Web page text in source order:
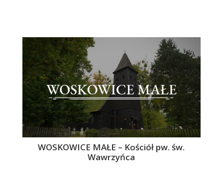
WOSKOWICE MAŁE – Kościół pw. św.
Wawrzyńca